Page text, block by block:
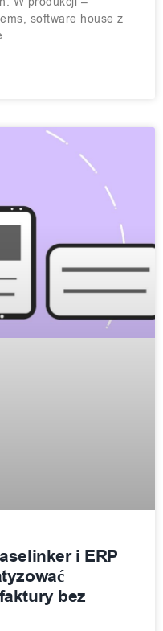
software house z
i ERP
bez